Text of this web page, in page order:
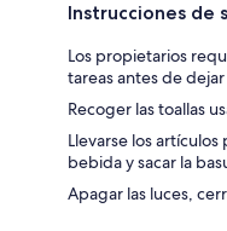
Instrucciones de
Los propietarios
tareas antes de
Recoger las toallas
Llevarse los
bebida y sacar la
Apagar las luces,